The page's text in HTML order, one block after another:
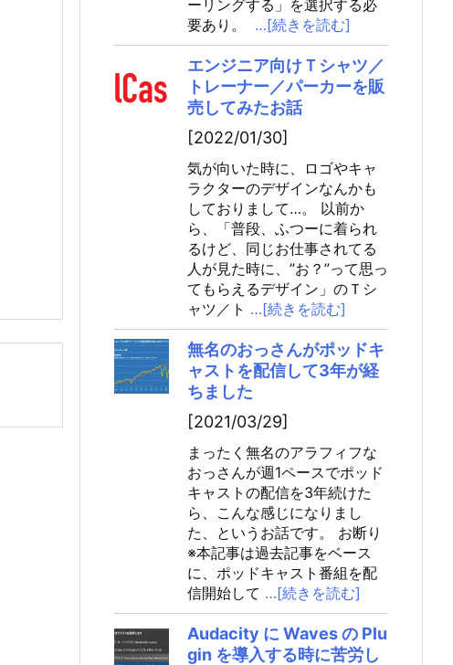
ーリングする」を選択する必
要あり。
…[続きを読む]
エンジニア向けＴシャツ／
トレーナー／パーカーを販
売してみたお話
[2022/01/30]
気が向いた時に、ロゴやキャ
ラクターのデザインなんかも
しておりまして…。 以前か
ら、「普段、ふつーに着られ
るけど、同じお仕事されてる
人が見た時に、”お？”って思っ
てもらえるデザイン」のＴシ
ャツ／ト …[続きを読む]
無名のおっさんがポッドキ
ャストを配信して3年が経
ちました
[2021/03/29]
まったく無名のアラフィフな
おっさんが週1ペースでポッド
キャストの配信を3年続けた
ら、こんな感じになりまし
た、というお話です。 お断り
※本記事は過去記事をベース
に、ポッドキャスト番組を配
信開始して …[続きを読む]
Audacity に Waves の Plu
gin を導入する時に苦労し